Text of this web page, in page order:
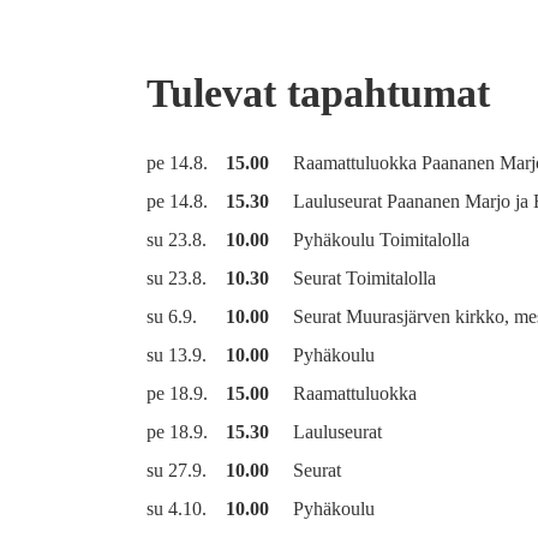
Tulevat tapahtumat
pe 14.8. 15.00
Raamattuluokka Paananen
pe 14.8.
15.30
Lauluseurat Paananen Marjo ja
su 23.8.
10.00
Pyhäkoulu Toimitalolla
su 23.8.
10.30
Seurat Toimitalolla
su 6.9.
10.00
Seurat Muurasjärven kirkko,
su 13.9.
10.00
Pyhäkoulu
pe 18.9.
15.00
Raamattuluokka
pe 18.9.
15.30
Lauluseurat
su 27.9.
10.00
Seurat
su 4.10.
10.00 Pyhäkoulu